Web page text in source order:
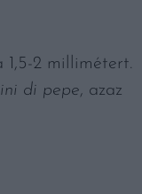
1,5-2 millimétert.
di pepe, azaz